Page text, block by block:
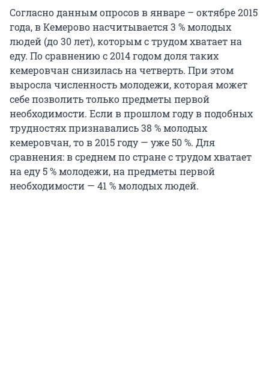
Согласно данным опросов в январе – октябре 2015
года, в Кемерово насчитывается 3 % молодых
людей (до 30 лет), которым с трудом хватает на
еду. По сравнению с 2014 годом доля таких
кемеровчан снизилась на четверть. При этом
выросла численность молодежи, которая может
себе позволить только предметы первой
необходимости. Если в прошлом году в подобных
трудностях признавались 38 % молодых
кемеровчан, то в 2015 году — уже 50 %. Для
сравнения: в среднем по стране с трудом хватает
на еду 5 % молодежи, на предметы первой
необходимости — 41 % молодых людей.